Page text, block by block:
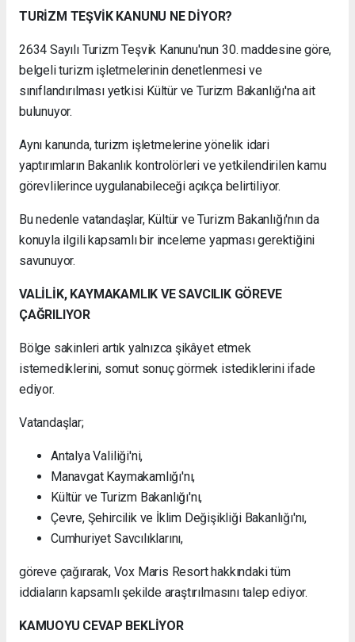
TURİZM TEŞVİK KANUNU NE DİYOR?
2634 Sayılı Turizm Teşvik Kanunu'nun 30. maddesine göre,
belgeli turizm işletmelerinin denetlenmesi ve
sınıflandırılması yetkisi Kültür ve Turizm Bakanlığı'na ait
bulunuyor.
Aynı kanunda, turizm işletmelerine yönelik idari
yaptırımların Bakanlık kontrolörleri ve yetkilendirilen kamu
görevlilerince uygulanabileceği açıkça belirtiliyor.
Bu nedenle vatandaşlar, Kültür ve Turizm Bakanlığı'nın da
konuyla ilgili kapsamlı bir inceleme yapması gerektiğini
savunuyor.
VALİLİK, KAYMAKAMLIK VE SAVCILIK GÖREVE
ÇAĞRILIYOR
Bölge sakinleri artık yalnızca şikâyet etmek
istemediklerini, somut sonuç görmek istediklerini ifade
ediyor.
Vatandaşlar;
Antalya Valiliği'ni,
Manavgat Kaymakamlığı'nı,
Kültür ve Turizm Bakanlığı'nı,
Çevre, Şehircilik ve İklim Değişikliği Bakanlığı'nı,
Cumhuriyet Savcılıklarını,
göreve çağırarak, Vox Maris Resort hakkındaki tüm
iddiaların kapsamlı şekilde araştırılmasını talep ediyor.
KAMUOYU CEVAP BEKLİYOR